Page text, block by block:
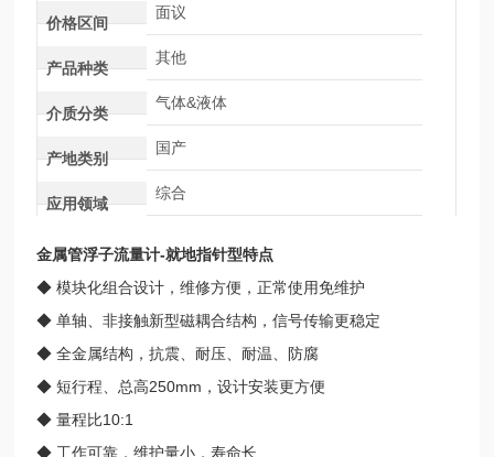
价格区间
面议
产品种类
其他
介质分类
气体&液体
产地类别
国产
应用领域
综合
金属管浮子流量计-就地指针型特点
◆ 模块化组合设计，维修方便，正常使用免维护
◆ 单轴、非接触新型磁耦合结构，信号传输更稳定
◆ 全金属结构，抗震、耐压、耐温、防腐
◆ 短行程、总高250mm，设计安装更方便
◆ 量程比10:1
◆ 工作可靠，维护量小，寿命长